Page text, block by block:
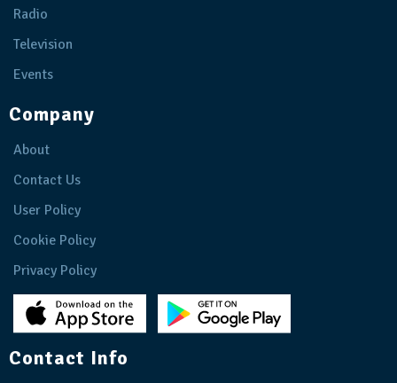
Radio
Television
Events
Company
About
Contact Us
User Policy
Cookie Policy
Privacy Policy
Contact Info